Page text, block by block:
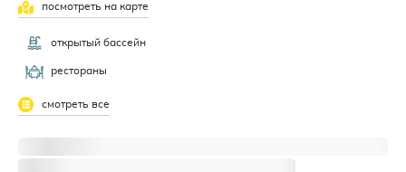
посмотреть на карте
открытый бассейн
рестораны
смотреть все